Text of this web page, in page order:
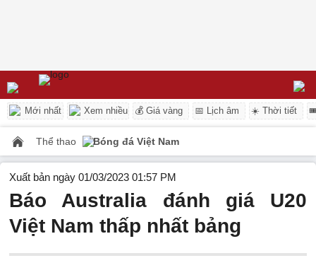
Mới nhất Xem nhiều 💰 Giá vàng 📅 Lịch âm ☀️ Thời tiết
Thể thao Bóng đá Việt Nam
Xuất bản ngày 01/03/2023 01:57 PM
Báo Australia đánh giá U20
Việt Nam thấp nhất bảng